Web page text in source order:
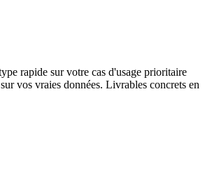
rapide sur votre cas d'usage prioritaire
vos vraies données. Livrables concrets en